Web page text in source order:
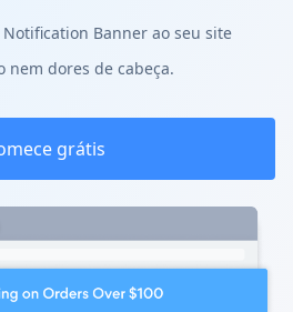
Banner ao seu site
nem dores de cabeça.
grátis